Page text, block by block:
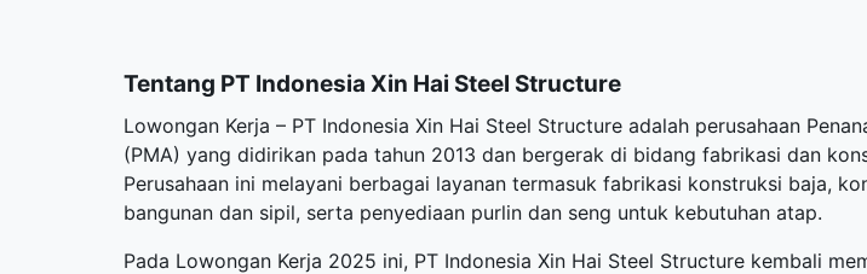
Tentang PT Indonesia Xin Hai Steel Structure
Lowongan Kerja – PT Indonesia Xin Hai Steel Structure adalah perusahaan
(PMA) yang didirikan pada tahun 2013 dan bergerak di bidang fabrikasi dan
Perusahaan ini melayani berbagai layanan termasuk fabrikasi konstruksi baja,
bangunan dan sipil, serta penyediaan purlin dan seng untuk kebutuhan atap.
Pada Lowongan Kerja 2025 ini, PT Indonesia Xin Hai Steel Structure kembali